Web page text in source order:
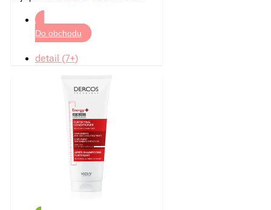
Do obchodu
detail (7+)